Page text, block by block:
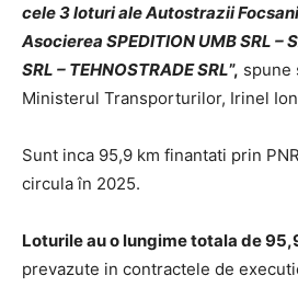
cele 3 loturi ale Autostrazii
Asocierea SPEDITION UMB SRL –
SRL – TEHNOSTRADE SRL”, spune
Ministerul Transporturilor, Irinel
Sunt inca 95,9 km finantati prin
circula în 2025.
Loturile au o lungime totala de
prevazute in contractele de